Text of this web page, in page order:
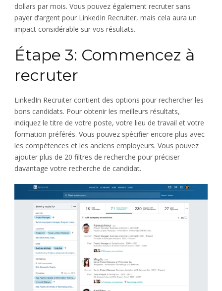
dollars par mois. Vous pouvez également recruter sans
payer d’argent pour LinkedIn Recruiter, mais cela aura un
impact considérable sur vos résultats.
Étape 3: Commencez à
recruter
LinkedIn Recruiter contient des options pour rechercher les
bons candidats. Pour obtenir les meilleurs résultats,
indiquez le titre de votre poste, votre lieu de travail et votre
formation préférés. Vous pouvez spécifier encore plus avec
les compétences et les anciens employeurs. Vous pouvez
ajouter plus de 20 filtres de recherche pour préciser
davantage votre recherche de candidat.